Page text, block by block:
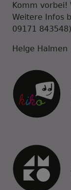
Komm vorbei!
Weitere Infos
09171 843548)
Helge Halmen